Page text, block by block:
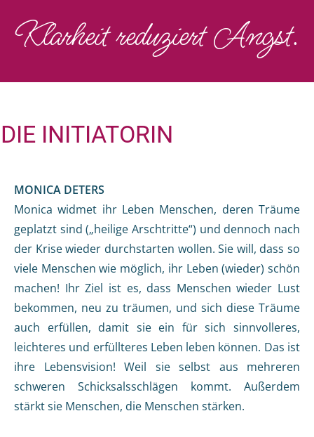
Klarheit reduziert Angst.
DIE INITIATORIN
MONICA DETERS
Monica widmet ihr Leben Menschen, deren Träume
geplatzt sind („heilige Arschtritte“) und dennoch nach
der Krise wieder durchstarten wollen. Sie will, dass so
viele Menschen wie möglich, ihr Leben (wieder) schön
machen! Ihr Ziel ist es, dass Menschen wieder Lust
bekommen, neu zu träumen, und sich diese Träume
auch erfüllen, damit sie ein für sich sinnvolleres,
leichteres und erfüllteres Leben leben können. Das ist
ihre Lebensvision! Weil sie selbst aus mehreren
schweren Schicksalsschlägen kommt. Außerdem
stärkt sie Menschen, die Menschen stärken.